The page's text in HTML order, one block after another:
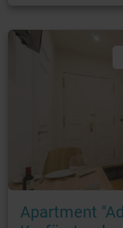
Apartment